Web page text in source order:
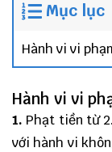
Mục lục
Hành vi vi
Hành vi vi
1. Phạt tiền từ
với hành vi